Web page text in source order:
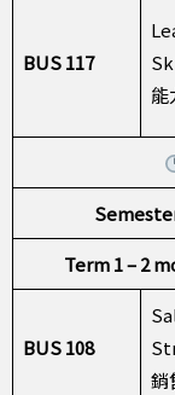
BUS117
能
Term 1 – 2
BUS 108
銷